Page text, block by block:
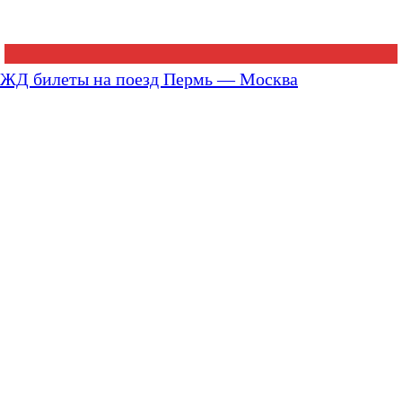
ЖД билеты на поезд Пермь — Москва